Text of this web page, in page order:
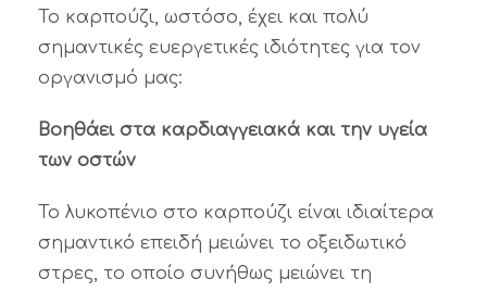
Το καρπούζι, ωστόσο, έχει και πολύ
σημαντικές ευεργετικές ιδιότητες για τον
οργανισμό μας:
Βοηθάει στα καρδιαγγειακά και την υγεία
των οστών
Το λυκοπένιο στο καρπούζι είναι ιδιαίτερα
σημαντικό επειδή μειώνει το οξειδωτικό
στρες, το οποίο συνήθως μειώνει τη